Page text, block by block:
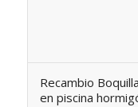
Recambio
en piscina